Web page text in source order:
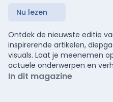
Nu lezen
Ontdek de nieuwste editie
inspirerende artikelen,
visuals. Laat je meenemen
actuele onderwerpen en
In dit magazine